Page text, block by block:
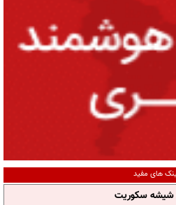
های مفید
سکوریت